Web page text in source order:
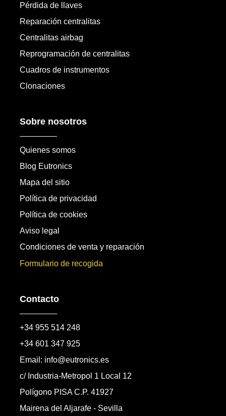
Pérdida de llaves
Reparación centralitas
Centralitas airbag
Reprogramación de centralitas
Cuadros de instrumentos
Clonaciones
Sobre nosotros
Quienes somos
Blog Eutronics
Mapa del sitio
Política de privacidad
Política de cookies
Aviso legal
Condiciones de venta y reparación
Formulario de recogida
Contacto
+34 955 514 248
+34 601 347 925
Email: info@eutronics.es
c/ Industria-Metropol 1 Local 12
Polígono PISA C.P. 41927
Mairena del Aljarafe - Sevilla